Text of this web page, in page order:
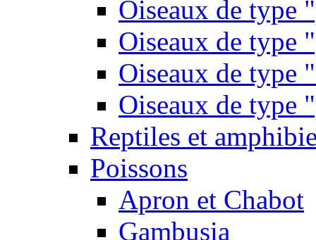
Oiseaux de type
Oiseaux de type
Oiseaux de type
Oiseaux de type
Reptiles et
Poissons
Apron et Chabot
Gambusia